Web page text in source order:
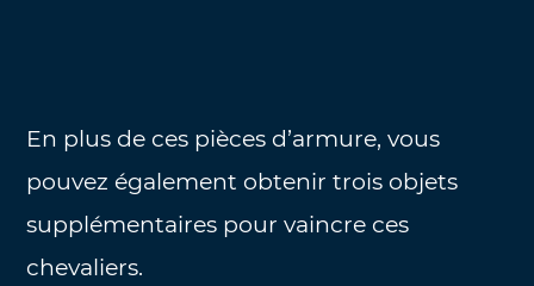
En plus de ces pièces d’armure, vous
pouvez également obtenir trois objets
supplémentaires pour vaincre ces
chevaliers.